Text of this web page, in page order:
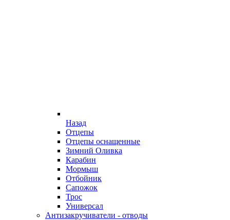
Назад
Отцепы
Отцепы оснащенные
Зимний Оливка
Карабин
Мормыш
Отбойник
Сапожок
Трос
Универсал
Антизакручиватели - отводы